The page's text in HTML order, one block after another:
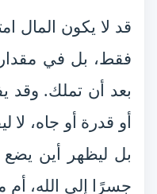
قد لا يكون المال
فقط، بل في
بعد أن تملك. وقد
أو قدرة أو جاه،
بل ليظهر أين يضع
جسرًا إلى الله، أم